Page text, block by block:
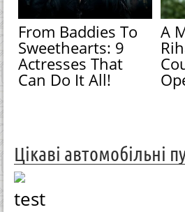
From Baddies To
Sweethearts: 9
Actresses That
Can Do It All!
A
Цікаві автомобільні
test